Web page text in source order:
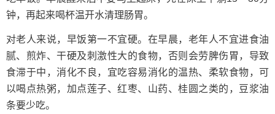
钟，再起来喝杯温开水清理肠胃。
对老人来说，早饭第一不宜硬。在早晨，老年人不宜进食油
腻、煎炸、干硬及刺激性大的食物，否则会劳脾伤胃，导致
食滞于中，消化不良，宜吃容易消化的温热、柔软食物，可
以喝点热粥，加点莲子、红枣、山药、桂圆之类的，豆浆油
条要少吃。